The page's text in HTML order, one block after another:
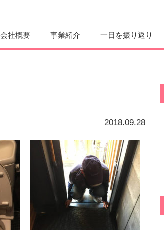
会社概要 事業紹介 一日を振り返り
2018.09.28